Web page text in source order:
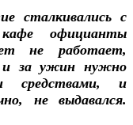
сталкивались с
официанты
не работает,
и за ужин нужно
средствами, и
не выдавался.